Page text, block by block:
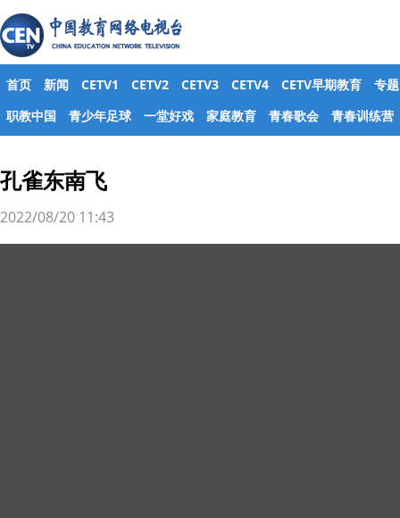
首页 新闻 CETV1 CETV2 CETV3 CETV4 CETV早期教育
专题
职教中国
青少年足球 一堂好戏 家庭教育 青春歌会 青春训练营
孔雀东南飞
2022/08/20 11:43